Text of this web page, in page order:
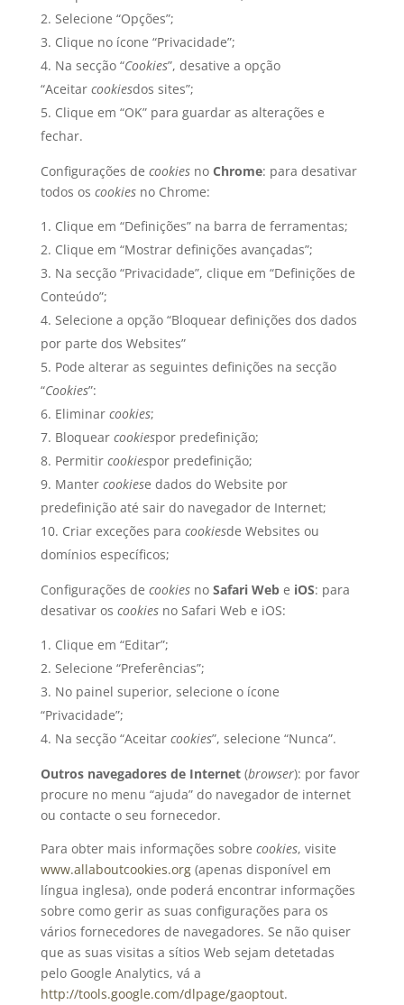
Selecione “Opções”;
Clique no ícone “Privacidade”;
Na secção “Cookies”, desative a opção
“Aceitar cookiesdos sites”;
Clique em “OK” para guardar as alterações e
fechar.
Configurações de cookiesno Chrome: para desativar
todos os cookiesno Chrome:
Clique em “Definições” na barra de ferramentas;
Clique em “Mostrar definições avançadas”;
Na secção “Privacidade”, clique em “Definições de
Conteúdo”;
Selecione a opção “Bloquear definições dos dados
por parte dos Websites”
Pode alterar as seguintes definições na secção
“Cookies”:
Eliminar cookies;
Bloquear cookiespor predefinição;
Permitir cookiespor predefinição;
Manter cookiese dados do Website por
predefinição até sair do navegador de Internet;
Criar exceções para cookiesde Websites ou
domínios específicos;
Configurações de cookiesno Safari Webe iOS: para
desativar os cookiesno Safari Web e iOS:
Clique em “Editar”;
Selecione “Preferências”;
No painel superior, selecione o ícone
“Privacidade”;
Na secção “Aceitar cookies”, selecione “Nunca”.
Outros navegadores de Internet(browser): por favor
procure no menu “ajuda” do navegador de internet
ou contacte o seu fornecedor.
Para obter mais informações sobre cookies, visite
www.allaboutcookies.org(apenas disponível em
língua inglesa), onde poderá encontrar informações
sobre como gerir as suas configurações para os
vários fornecedores de navegadores. Se não quiser
que as suas visitas a sítios Web sejam detetadas
pelo Google Analytics, vá a
http://tools.google.com/dlpage/gaoptout.